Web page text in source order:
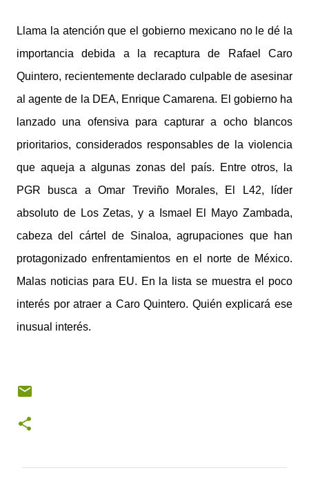
Llama la atención que el gobierno mexicano no le dé la
importancia debida a la recaptura de Rafael Caro
Quintero, recientemente declarado culpable de asesinar
al agente de la DEA, Enrique Camarena. El gobierno ha
lanzado una ofensiva para capturar a ocho blancos
prioritarios, considerados responsables de la violencia
que aqueja a algunas zonas del país. Entre otros, la
PGR busca a Omar Treviño Morales, El L42, líder
absoluto de Los Zetas, y a Ismael El Mayo Zambada,
cabeza del cártel de Sinaloa, agrupaciones que han
protagonizado enfrentamientos en el norte de México.
Malas noticias para EU. En la lista se muestra el poco
interés por atraer a Caro Quintero. Quién explicará ese
inusual interés.